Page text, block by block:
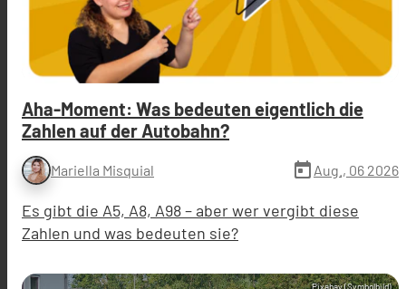
Aha-Moment: Was bedeuten eigentlich die
Zahlen auf der Autobahn?
Mariella Misquial today Aug., 06 2026
Es gibt die A5, A8, A98 – aber wer vergibt diese
Zahlen und was bedeuten sie?
Pixabay (Symbolbild)